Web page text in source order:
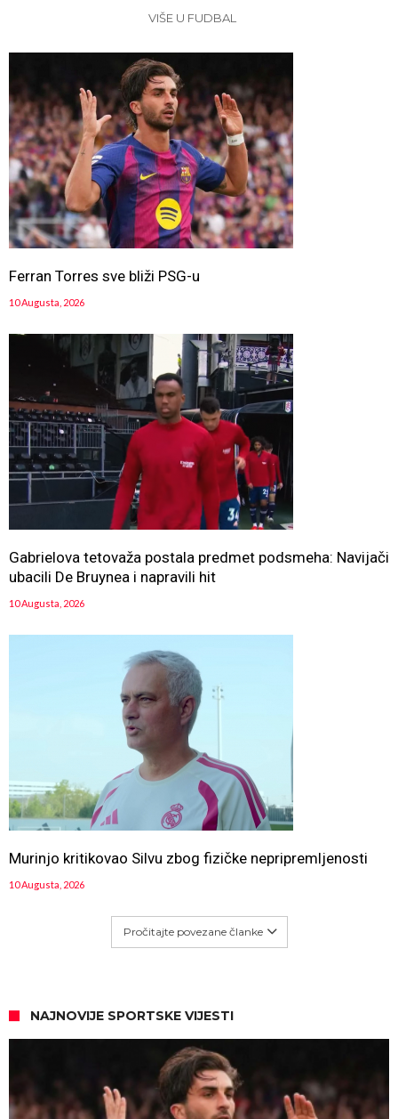
VIŠE U FUDBAL
Ferran Torres sve bliži PSG-u
10 Augusta, 2026
Gabrielova tetovaža postala predmet podsmeha: Navijači
ubacili De Bruynea i napravili hit
10 Augusta, 2026
Murinjo kritikovao Silvu zbog fizičke nepripremljenosti
10 Augusta, 2026
Pročitajte povezane članke
NAJNOVIJE SPORTSKE VIJESTI